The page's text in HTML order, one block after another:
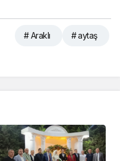
# Araklı # aytaş